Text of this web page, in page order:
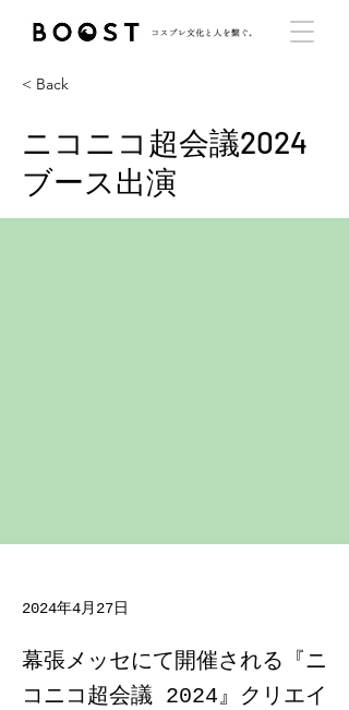
< Back
ニコニコ超会議2024
ブース出演
2024年4月27日
幕張メッセにて開催される『ニ
コニコ超会議 2024』クリエイ